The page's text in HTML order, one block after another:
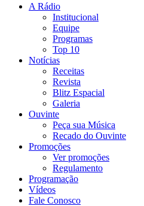
A Rádio
Institucional
Equipe
Programas
Top 10
Notícias
Receitas
Revista
Blitz Espacial
Galeria
Ouvinte
Peça sua Música
Recado do Ouvinte
Promoções
Ver promoções
Regulamento
Programação
Vídeos
Fale Conosco